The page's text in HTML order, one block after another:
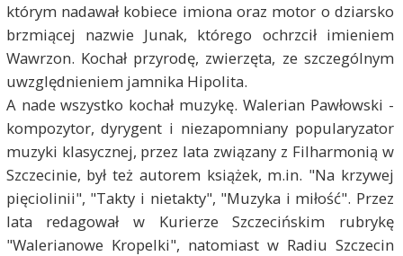
którym nadawał kobiece imiona oraz motor o dziarsko
brzmiącej nazwie Junak, którego ochrzcił imieniem
Wawrzon. Kochał przyrodę, zwierzęta, ze szczególnym
uwzględnieniem jamnika Hipolita.
A nade wszystko kochał muzykę. Walerian Pawłowski -
kompozytor, dyrygent i niezapomniany popularyzator
muzyki klasycznej, przez lata związany z Filharmonią w
Szczecinie, był też autorem książek, m.in. "Na krzywej
pięciolinii", "Takty i nietakty", "Muzyka i miłość". Przez
lata redagował w Kurierze Szczecińskim rubrykę
"Walerianowe Kropelki", natomiast w Radiu Szczecin